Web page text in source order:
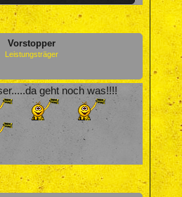
Vorstopper
Leistungsträger
geht noch was!!!!